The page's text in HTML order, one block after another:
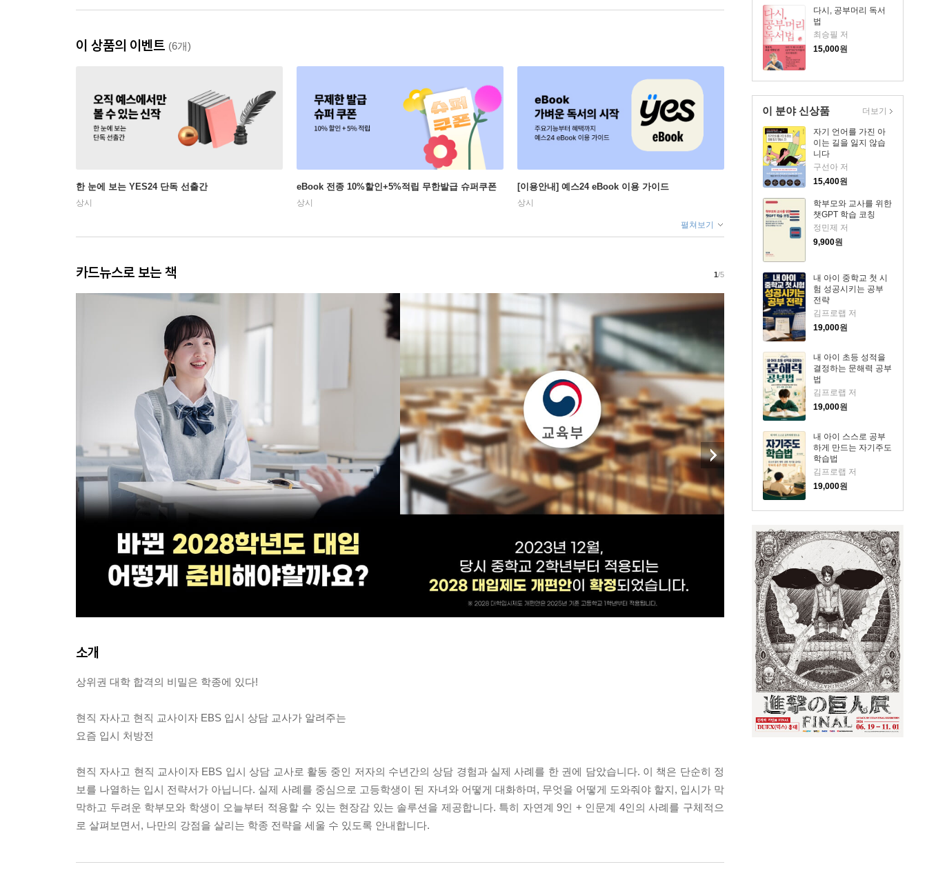
다시, 공부머리 독서
법
최승필 저
15,000원
이 분야 신상품
자기 언어를 가진 아
이는 길을 잃지 않습
니다
구선아 저
15,400원
학부모와 교사를 위한
챗GPT 학습 코칭
정민제 저
9,900원
내 아이 중학교 첫 시
험 성공시키는 공부
전략
김프로랩 저
19,000원
내 아이 초등 성적을
결정하는 문해력 공부
법
김프로랩 저
19,000원
내 아이 스스로 공부
하게 만드는 자기주도
학습법
김프로랩 저
19,000원
더보기
이 상품의 이벤트 (6개)
한 눈에 보는 YES24 단독 선출간
상시
eBook 전종 10%할인+5%적립 무한발급 슈퍼쿠폰
상시
[이용안내] 예스24 eBook 이용 가이드
상시
펼쳐보기
카드뉴스로 보는 책 1/5
소개
상위권 대학 합격의 비밀은 학종에 있다!
현직 자사고 현직 교사이자 EBS 입시 상담 교사가 알려주는
요즘 입시 처방전
현직 자사고 현직 교사이자 EBS 입시 상담 교사로 활동 중인 저자의 수년간의 상담 경험과 실제 사례를 한 권에 담았습니다. 이 책은 단순히 정
보를 나열하는 입시 전략서가 아닙니다. 실제 사례를 중심으로 고등학생이 된 자녀와 어떻게 대화하며, 무엇을 어떻게 도와줘야 할지, 입시가 막
막하고 두려운 학부모와 학생이 오늘부터 적용할 수 있는 현장감 있는 솔루션을 제공합니다. 특히 자연계 9인 + 인문계 4인의 사례를 구체적으
로 살펴보면서, 나만의 강점을 살리는 학종 전략을 세울 수 있도록 안내합니다.